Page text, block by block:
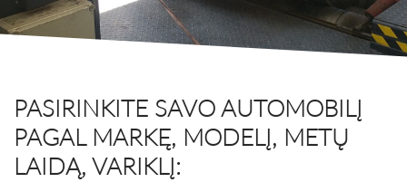
PASIRINKITE SAVO AUTOMOBILĮ
PAGAL MARKĘ, MODELĮ, METŲ
LAIDĄ, VARIKLĮ: